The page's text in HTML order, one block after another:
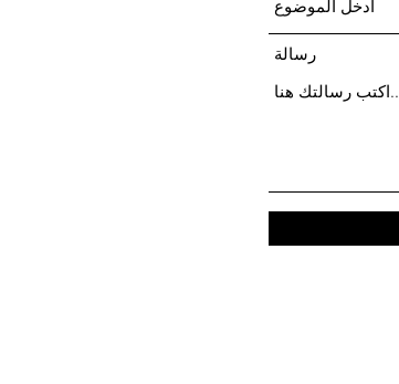
رسالة